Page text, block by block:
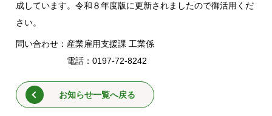
成しています。令和８年度版に更新されましたので御活用くだ
さい。
問い合わせ：産業雇用支援課 工業係
電話：0197-72-8242
お知らせ一覧へ戻る